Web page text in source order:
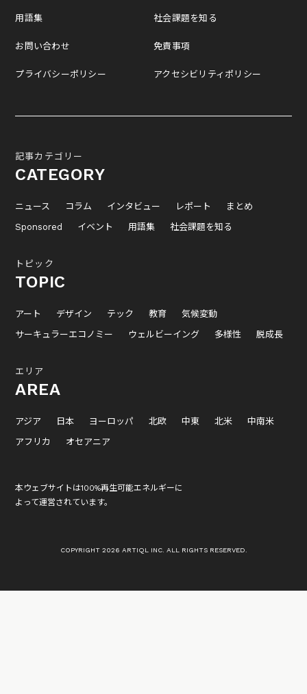
用語集
お問い合わせ
プライバシーポリシー
社会課題を知る
免責事項
アクセシビリティポリシー
記事カテゴリー
CATEGORY
ニュース コラム インタビュー レポート
まとめ
Sponsored
イベント 用語集 社会課題を知る
トピック
TOPIC
アート デザイン テック 教育
気候変動
サーキュラーエコノミー
ウェルビーイング 多様性 脱成長
エリア
AREA
アジア 日本 ヨーロッパ 北欧 中東 北米
中南米
アフリカ
オセアニア
本ウェブサイトは100%再生可能エネルギーに
よって運営されています。
COPYRIGHT 2026 ARTIQL INC. ALL RIGHTS RESERVED.